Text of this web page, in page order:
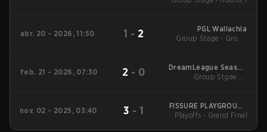
abr. 20 - 2026, 11:50 1 - 2
PGL Wallachia
Group Stage - Group
feb. 21 - 2026, 07:30 2 - 0
DreamLeague Season
28
Group Stgae 2 -
nov. 02 - 2025, 03:40 3 - 1
FISSURE PLAYGROUND
2
Playoffs - Grand Final